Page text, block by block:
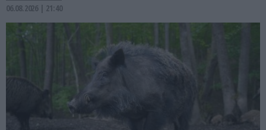
06.08.2026 | 21:40